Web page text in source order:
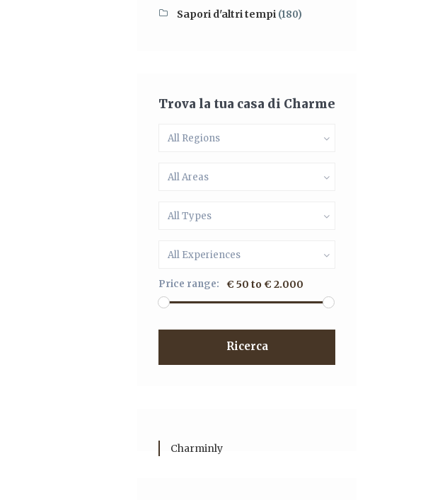
Sapori d'altri tempi (180)
Trova la tua casa di Charme
All Regions
All Areas
All Types
All Experiences
Price range: € 50 to € 2.000
Ricerca
Charminly